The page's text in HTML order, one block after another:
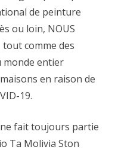
de peinture
ou loin, NOUS
comme des
monde entier
en raison de
19.
fait toujours partie
Ta Molivia Ston